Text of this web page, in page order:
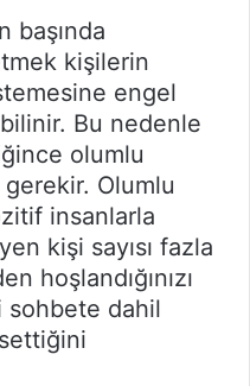
başında
kişilerin
engel
Bu nedenle
olumlu
Olumlu
insanlarla
kişi sayısı fazla
hoşlandığınızı
sohbete dahil